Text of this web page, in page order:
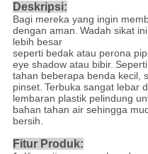
Deskripsi:
Bagi mereka yang ingin
dengan aman. Wadah sikat
lebih besar
seperti bedak atau perona
eye shadow atau bibir.
tahan beberapa benda kecil,
pinset. Terbuka sangat lebar
lembaran plastik pelindung
bahan tahan air sehingga
bersih.
Fitur Produk: